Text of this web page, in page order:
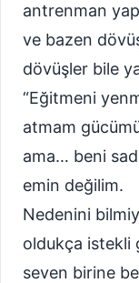
antrenman
ve bazen
dövüşler bile
“Eğitmeni
atmam
ama… beni
emin değilim.
Nedenini
oldukça istekli
seven birine